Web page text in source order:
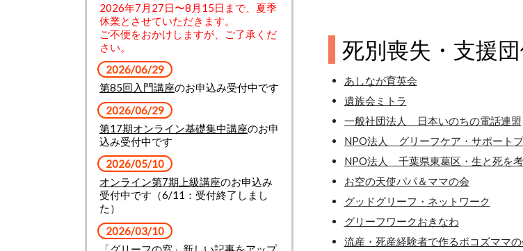
死別喪失・支援
あしなが育英会
遺族会ミトラ
一般社団法人 日本いのちの電話連盟
NPO法人 グリーフケア・サポート
NPO法人 千葉県東葛区・生と死を
お空の天使パパ＆ママの会
グッドグリーフ・ネットワーク
グリーフワークおきなわ
流産・死産経験者で作るポコズママ
2026年7月27日〜8月15日まで、夏季
休業とさせていただきます。
ご不便をおかけしますが、ご了承くだ
さい。
2026/06/29
第85回入門講座のお申込み受付中です
2026/06/29
第17期オンライン基礎集中講座のお申
込み受付中です
2026/05/10
オンライン第7期上級講座のお申込み
受付中です（6/11：受付終了しまし
た）
2026/03/10